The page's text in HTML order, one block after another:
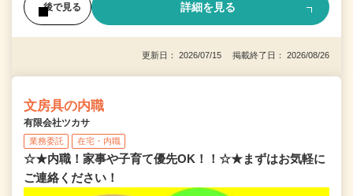
後で見る 詳細を見る
更新日： 2026/07/15 掲載終了日： 2026/08/26
文房具の内職
有限会社ツカサ
業務委託 在宅・内職
☆★内職！家事や子育て優先OK！！☆★まずはお気軽に
ご連絡ください！